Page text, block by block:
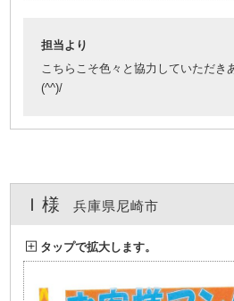
担当より
こちらこそ色々と協力していただき
(^^)/
Ｉ様 兵庫県尼崎市